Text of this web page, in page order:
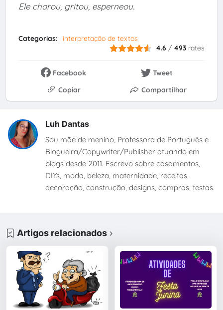
Ele chorou, gritou, esperneou.
Categorias:
interpretação de textos
4.6 / 493 rates
Facebook
Tweet
Copiar
Compartilhar
Luh Dantas
Sou mãe de menino, Professora de Português e
Blogueira/Copywriter/Publisher atuando em
blogs desde 2011. Escrevo sobre casamentos,
DIYs, moda, beleza, maternidade, receitas,
decoração, construção, designs, compras, festas.
Artigos relacionados